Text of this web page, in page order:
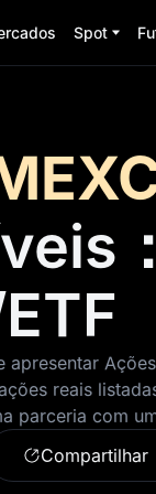
Spot
：
apresentar
reais
parceria com
Compartilhar